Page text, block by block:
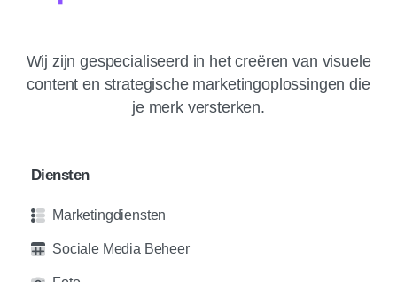
Wij zijn gespecialiseerd in het creëren van visuele
content en strategische marketingoplossingen die
je merk versterken.
Diensten
Marketingdiensten
Sociale Media Beheer